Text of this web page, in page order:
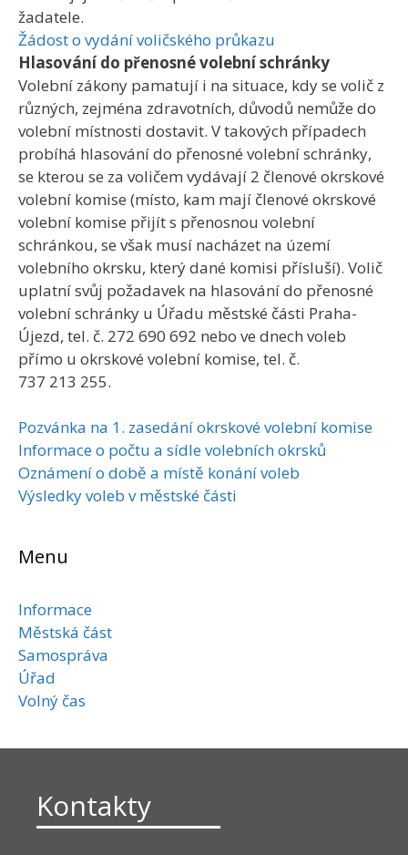
žadatele.
Žádost o vydání voličského průkazu
Hlasování do přenosné volební schránky
Volební zákony pamatují i na situace, kdy se volič z
různých, zejména zdravotních, důvodů nemůže do
volební místnosti dostavit. V takových případech
probíhá hlasování do přenosné volební schránky,
se kterou se za voličem vydávají 2 členové okrskové
volební komise (místo, kam mají členové okrskové
volební komise přijít s přenosnou volební
schránkou, se však musí nacházet na území
volebního okrsku, který dané komisi přísluší). Volič
uplatní svůj požadavek na hlasování do přenosné
volební schránky u Úřadu městské části Praha-
Újezd, tel. č. 272 690 692 nebo ve dnech voleb
přímo u okrskové volební komise, tel. č.
737 213 255.
Pozvánka na 1. zasedání okrskové volební komise
Informace o počtu a sídle volebních okrsků
Oznámení o době a místě konání voleb
Výsledky voleb v městské části
Menu
Informace
Městská část
Samospráva
Úřad
Volný čas
Kontakty